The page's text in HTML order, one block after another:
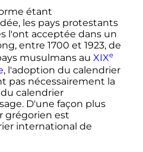
étant
les pays protestants
l'ont acceptée dans un
entre 1700 et 1923, de
musulmans au XIXe
, l'adoption du calendrier
pas nécessairement la
calendrier
D'une façon plus
grégorien est
international de